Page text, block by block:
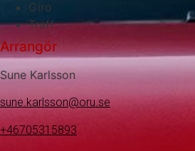
Giro
Träff
Arrangör
Sune Karlsson
sune.karlsson@oru.se
+46705315893